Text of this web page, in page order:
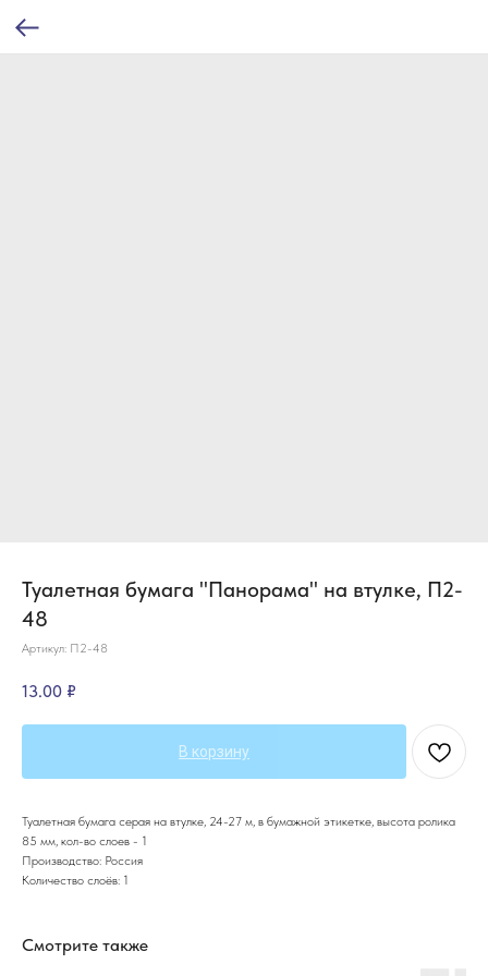
Туалетная бумага "Панорама" на втулке, П2-
48
Артикул: П2-48
13.00 ₽
В корзину
Туалетная бумага серая на втулке, 24-27 м, в бумажной этикетке, высота ролика
85 мм, кол-во слоев - 1
Производство: Россия
Количество слоёв: 1
Смотрите также